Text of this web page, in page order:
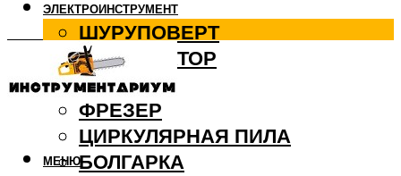
ЭЛЕКТРОИНСТРУМЕНТ
ШУРУПОВЕРТ
ПЕРФОРАТОР
ДРЕЛЬ
ФРЕЗЕР
ЦИРКУЛЯРНАЯ ПИЛА
БОЛГАРКА
МЕНЮ